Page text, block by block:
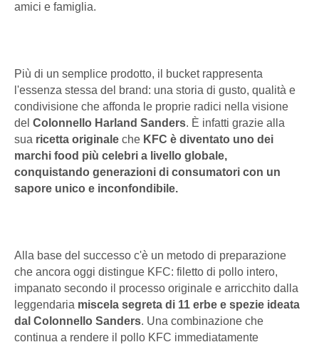
amici e famiglia.
Più di un semplice prodotto, il bucket rappresenta
l'essenza stessa del brand: una storia di gusto, qualità e
condivisione che affonda le proprie radici nella visione
del Colonnello Harland Sanders. È infatti grazie alla
sua ricetta originale che KFC è diventato uno dei
marchi food più celebri a livello globale,
conquistando generazioni di consumatori con un
sapore unico e inconfondibile.
Alla base del successo c'è un metodo di preparazione
che ancora oggi distingue KFC: filetto di pollo intero,
impanato secondo il processo originale e arricchito dalla
leggendaria miscela segreta di 11 erbe e spezie ideata
dal Colonnello Sanders. Una combinazione che
continua a rendere il pollo KFC immediatamente